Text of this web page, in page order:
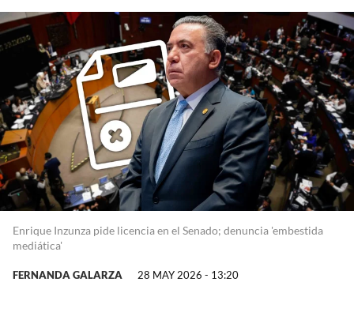
Enrique Inzunza pide licencia en el Senado; denuncia 'embestida
mediática'
FERNANDA GALARZA 28 MAY 2026 - 13:20